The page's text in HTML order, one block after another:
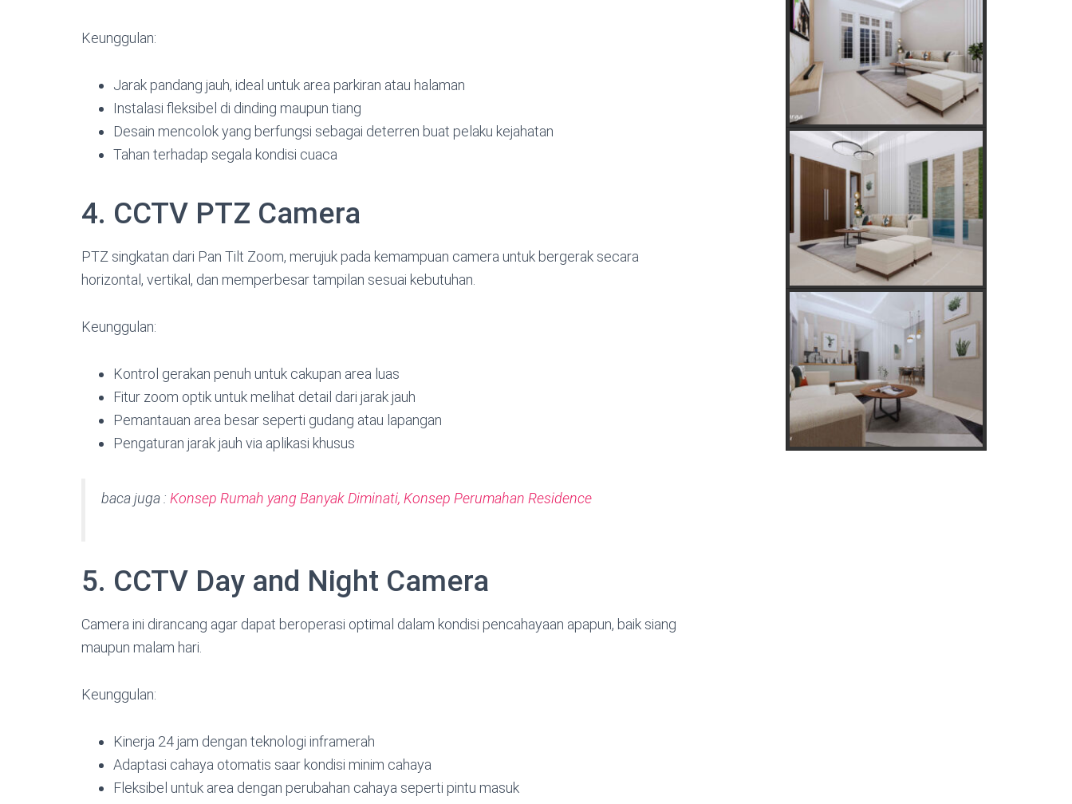
Keunggulan:
Jarak pandang jauh, ideal untuk area parkiran atau halaman
Instalasi fleksibel di dinding maupun tiang
Desain mencolok yang berfungsi sebagai deterren buat pelaku kejahatan
Tahan terhadap segala kondisi cuaca
4. CCTV PTZ Camera
PTZ singkatan dari Pan Tilt Zoom, merujuk pada kemampuan camera untuk bergerak secara
horizontal, vertikal, dan memperbesar tampilan sesuai kebutuhan.
Keunggulan:
Kontrol gerakan penuh untuk cakupan area luas
Fitur zoom optik untuk melihat detail dari jarak jauh
Pemantauan area besar seperti gudang atau lapangan
Pengaturan jarak jauh via aplikasi khusus
baca juga : Konsep Rumah yang Banyak Diminati, Konsep Perumahan Residence
5. CCTV Day and Night Camera
Camera ini dirancang agar dapat beroperasi optimal dalam kondisi pencahayaan apapun, baik siang
maupun malam hari.
Keunggulan:
Kinerja 24 jam dengan teknologi inframerah
Adaptasi cahaya otomatis saar kondisi minim cahaya
Fleksibel untuk area dengan perubahan cahaya seperti pintu masuk
Fungsi dan Ukuran MCB dalam
Sistem Kelistrikan
Apakah Feng Shui Buruk Jika Memiliki
Tanaman Hias Palsu?
Golongan Tarif Listrik PLN dan Cara
Mengecek Daya Listrik di Rumah
Kebutuhan Listrik anda Besar perlu
Daya Listrik PLN 3 Phase!
Kebutuhan Listrik yang Tepat untuk
Rumah Tangga, Kantor, dan Industri